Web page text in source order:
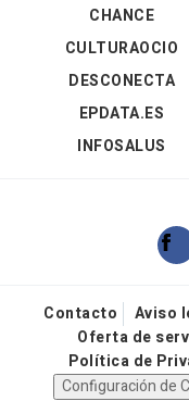
CHANCE
CULTURAOCIO
DESCONECTA
EPDATA.ES
INFOSALUS
Contacto Aviso
Oferta de
Política de
Configuración de